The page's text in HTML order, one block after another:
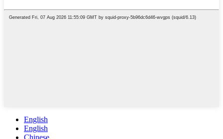
English
English